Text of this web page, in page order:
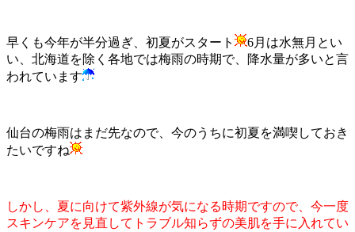
早くも今年が半分過ぎ、初夏がスタート
6月は水無月とい
い、北海道を除く各地では梅雨の時期で、降水量が多いと言
われています
仙台の梅雨はまだ先なので、今のうちに初夏を満喫しておき
たいですね
しかし、夏に向けて紫外線が気になる時期ですので、今一度
スキンケアを見直してトラブル知らずの美肌を手に入れてい